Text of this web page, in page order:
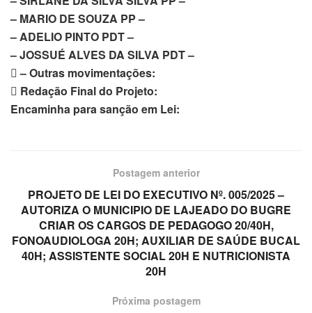
– MARIO DE SOUZA PP –
– ADELIO PINTO PDT –
– JOSSUÉ ALVES DA SILVA PDT –
 – Outras movimentações:
 Redação Final do Projeto:
Encaminha para sanção em Lei:
Postagem anterior
PROJETO DE LEI DO EXECUTIVO Nº. 005/2025 –
AUTORIZA O MUNICIPIO DE LAJEADO DO BUGRE
CRIAR OS CARGOS DE PEDAGOGO 20/40H,
FONOAUDIOLOGA 20H; AUXILIAR DE SAÚDE BUCAL
40H; ASSISTENTE SOCIAL 20H E NUTRICIONISTA
20H
Próxima postagem